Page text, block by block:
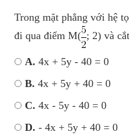
Trong mặt phẳng với hệ
đi qua điểm M( ; 2) và
A. 4x + 5y - 40 = 0
B. 4x + 5y + 40 = 0
C. 4x - 5y - 40 = 0
D. - 4x + 5y + 40 = 0